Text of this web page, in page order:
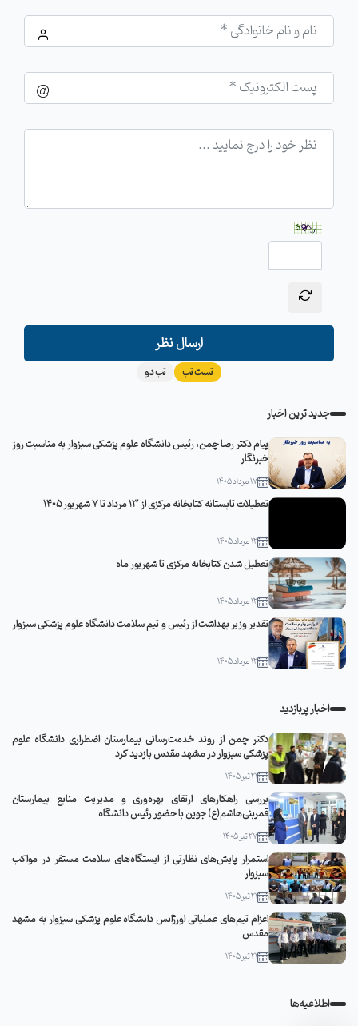
ارسال نظر
تست تب تب دو
جدید ترین اخبار
پیام دکتر رضا چمن، رئیس دانشگاه علوم پزشکی سبزوار به مناسبت روز
خبرنگار
17 مرداد 1405
تعطیلات تابستانه کتابخانه مرکزی از 13 مرداد تا 7 شهریور 1405
12 مرداد 1405
تعطیل شدن کتابخانه مرکزی تا شهریور ماه
12 مرداد 1405
تقدیر وزیر بهداشت از رئیس و تیم سلامت دانشگاه علوم پزشکی سبزوار
12 مرداد 1405
اخبار پربازدید
دکتر چمن از روند خدمت‌رسانی بیمارستان اضطراری دانشگاه علوم
پزشکی سبزوار در مشهد مقدس بازدید کرد
21 تیر 1405
بررسی راهکارهای ارتقای بهره‌وری و مدیریت منابع بیمارستان
قمربنی‌هاشم(ع) جوین با حضور رئیس دانشگاه
27 تیر 1405
استمرار پایش‌های نظارتی از ایستگاه‌های سلامت مستقر در مواکب
سبزوار
21 تیر 1405
اعزام تیم‌های عملیاتی اورژانس دانشگاه علوم پزشکی سبزوار به مشهد
مقدس
21 تیر 1405
اطلاعیه‌ها